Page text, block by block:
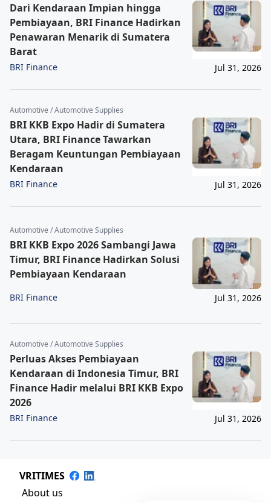
Dari Kendaraan Impian hingga
Pembiayaan, BRI Finance Hadirkan
Penawaran Menarik di Sumatera
Barat
BRI Finance Jul 31, 2026
Automotive / Automotive Supplies
BRI KKB Expo Hadir di Sumatera
Utara, BRI Finance Tawarkan
Beragam Keuntungan Pembiayaan
Kendaraan
BRI Finance Jul 31, 2026
Automotive / Automotive Supplies
BRI KKB Expo 2026 Sambangi Jawa
Timur, BRI Finance Hadirkan Solusi
Pembiayaan Kendaraan
BRI Finance Jul 31, 2026
Automotive / Automotive Supplies
Perluas Akses Pembiayaan
Kendaraan di Indonesia Timur, BRI
Finance Hadir melalui BRI KKB Expo
2026
BRI Finance Jul 31, 2026
VRITIMES
About us